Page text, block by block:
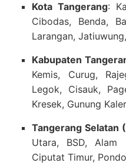
Kota Tangerang:
Cibodas, Benda,
Larangan,
Kabupaten
Kemis, Curug,
Legok, Cisauk,
Kresek, Gunung
Tangerang Selatan
Utara, BSD, Alam
Ciputat Timur,